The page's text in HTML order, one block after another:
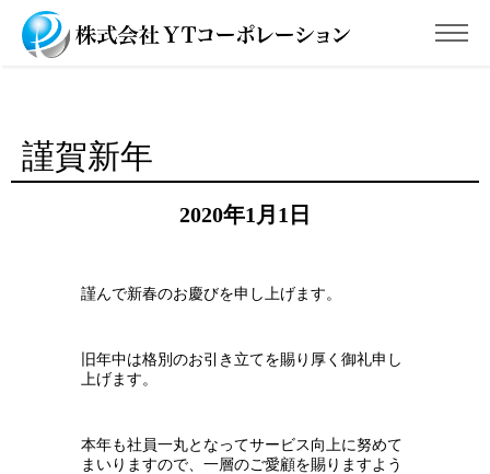
謹賀新年
2020年1月1日
謹んで新春のお慶びを申し上げます。
旧年中は格別のお引き立てを賜り厚く御礼申し
上げます。
本年も社員一丸となってサービス向上に努めて
まいりますので、一層のご愛顧を賜りますよう